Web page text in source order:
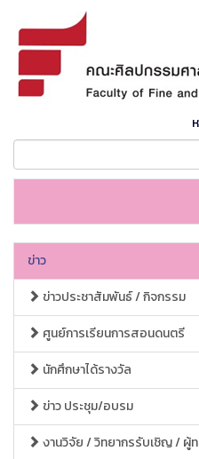
ข่าว
ข่าวประชาสัมพันธ์ / กิจกรรม
ศูนย์การเรียนการสอนดนตรี
นักศึกษาได้รางวัล
ข่าว ประชุม/อบรม
งานวิจัย / วิทยากรรับเชิญ /